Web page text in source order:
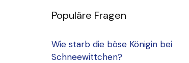
Populäre Fragen
Wie starb die böse Königin bei
Schneewittchen?